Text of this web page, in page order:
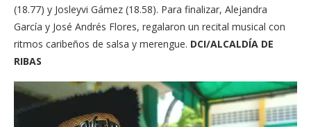
(18.77) y Josleyvi Gámez (18.58). Para finalizar, Alejandra
García y José Andrés Flores, regalaron un recital musical con
ritmos caribeños de salsa y merengue. DCI/ALCALDÍA DE
RIBAS